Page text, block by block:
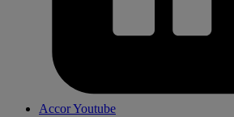
Accor Youtube